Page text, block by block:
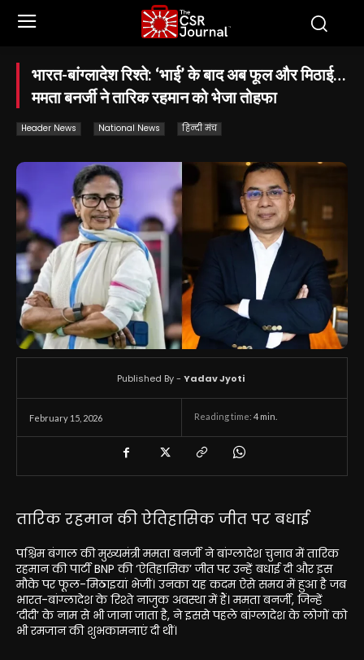
भारत-बांग्लादेश रिश्ते: ‘भाई’ के बाद अब फूल और मिठाई…
ममता बनर्जी ने तारिक रहमान को भेजा तोहफा
Header News National News हिन्दी मंच
February 15, 2026 Reading time: 4 min.
Published By - Yadav Jyoti
तारिक रहमान की ऐतिहासिक जीत पर बधाई
पश्चिम बंगाल की मुख्यमंत्री ममता बनर्जी ने बांग्लादेश चुनाव में तारिक
रहमान की पार्टी BNP की ‘ऐतिहासिक’ जीत पर उन्हें बधाई दी और इस
मौके पर फूल-मिठाइयां भेजीं। उनका यह कदम ऐसे समय में हुआ है जब
भारत-बांग्लादेश के रिश्ते नाजुक अवस्था में हैं। ममता बनर्जी, जिन्हें
‘दीदी’ के नाम से भी जाना जाता है, ने इससे पहले बांग्लादेश के लोगों को
भी रमजान की शुभकामनाएं दी थीं।